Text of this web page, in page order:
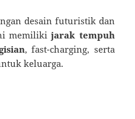
desain futuristik dan
memilikijarak tempuh
, fast-charging, serta
keluarga.